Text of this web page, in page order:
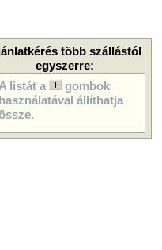
több szállástól
egyszerre:
A listát a
gombok
használatával állíthatja